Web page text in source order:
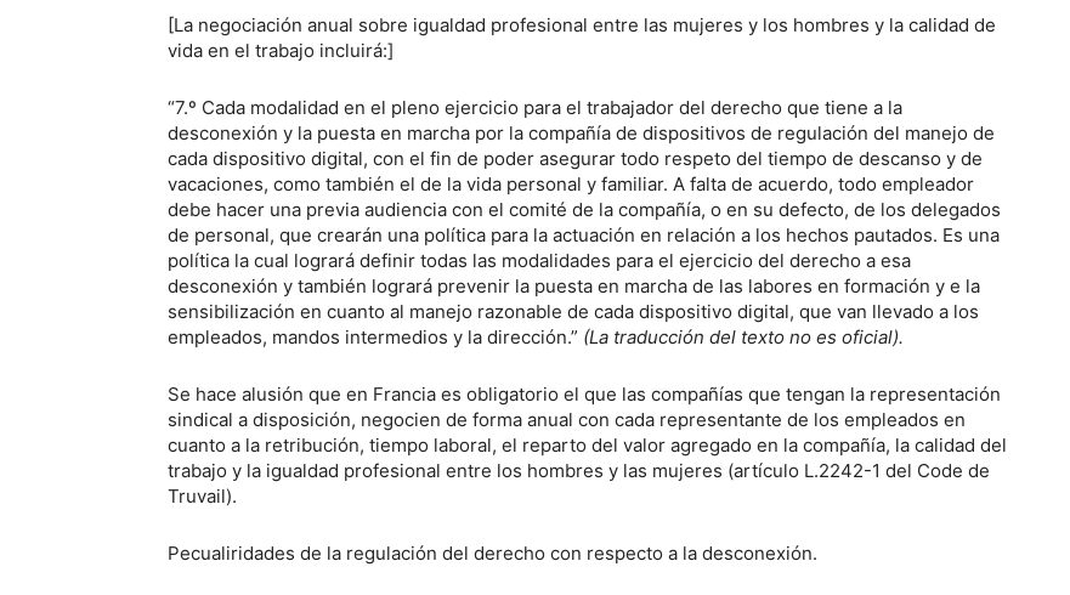
[La negociación anual sobre igualdad profesional entre las mujeres y los hombres y la calidad de
vida en el trabajo incluirá:]
“7.º Cada modalidad en el pleno ejercicio para el trabajador del derecho que tiene a la
desconexión y la puesta en marcha por la compañía de dispositivos de regulación del manejo de
cada dispositivo digital, con el fin de poder asegurar todo respeto del tiempo de descanso y de
vacaciones, como también el de la vida personal y familiar. A falta de acuerdo, todo empleador
debe hacer una previa audiencia con el comité de la compañía, o en su defecto, de los delegados
de personal, que crearán una política para la actuación en relación a los hechos pautados. Es una
política la cual logrará definir todas las modalidades para el ejercicio del derecho a esa
desconexión y también logrará prevenir la puesta en marcha de las labores en formación y e la
sensibilización en cuanto al manejo razonable de cada dispositivo digital, que van llevado a los
empleados, mandos intermedios y la dirección.” (La traducción del texto no es oficial).
Se hace alusión que en Francia es obligatorio el que las compañías que tengan la representación
sindical a disposición, negocien de forma anual con cada representante de los empleados en
cuanto a la retribución, tiempo laboral, el reparto del valor agregado en la compañía, la calidad del
trabajo y la igualdad profesional entre los hombres y las mujeres (artículo L.2242-1 del Code de
Truvail).
Pecualiridades de la regulación del derecho con respecto a la desconexión.